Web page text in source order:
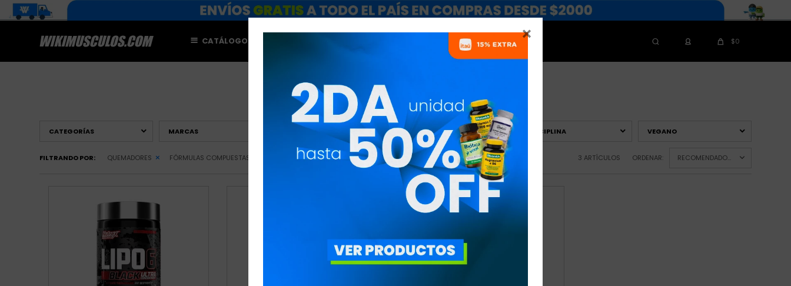

CATÁLOGO NUTRICIONISTAS $0
FÓRMULAS COMPUESTAS
CATEGORÍAS MARCAS PRECIO($) OBJETIVO DISCIPLINA VEGANO
FILTRANDO POR: QUEMADORES FÓRMULAS COMPUESTAS QUITAR FILTROS 3 ARTÍCULOS ORDENAR: RECOMENDADOS